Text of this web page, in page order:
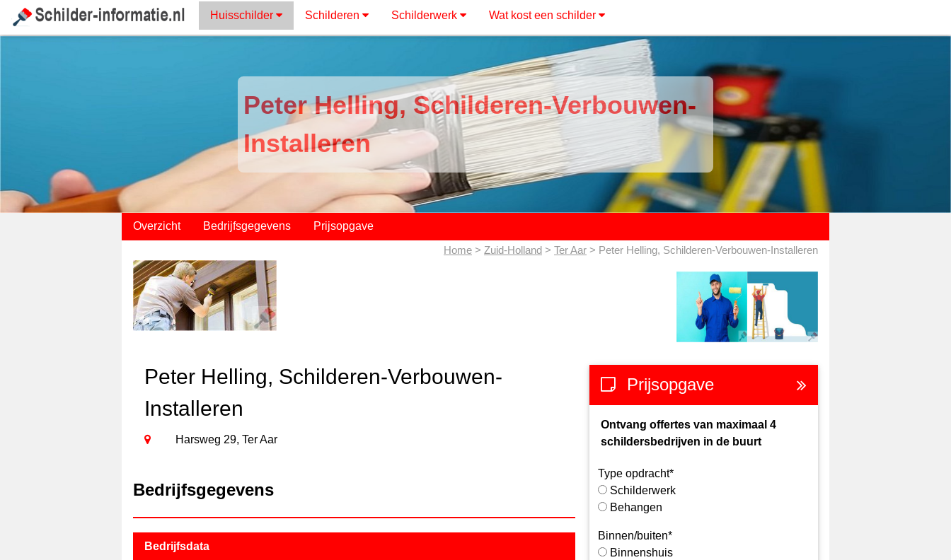
Huisschilder Schilderen Schilderwerk Wat kost een schilder
Peter Helling, Schilderen-Verbouwen-
Installeren
;
Overzicht Bedrijfsgegevens Prijsopgave
Home > Zuid-Holland > Ter Aar > Peter Helling, Schilderen-Verbouwen-Installeren
Peter Helling, Schilderen-Verbouwen-
Installeren
Harsweg 29, Ter Aar
Bedrijfsgegevens
Bedrijfsdata
Prijsopgave
Ontvang offertes van maximaal 4
schildersbedrijven in de buurt
Type opdracht*
Schilderwerk
Behangen
Binnen/buiten*
Binnenshuis